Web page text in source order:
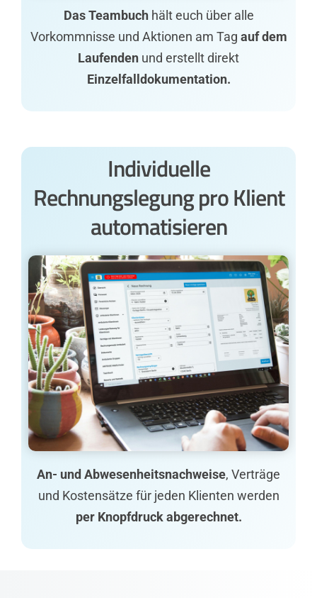
Das Teambuch hält euch über alle
Vorkommnisse und Aktionen am Tag auf dem
Laufenden und erstellt direkt
Einzelfalldokumentation.
Individuelle
Rechnungslegung pro Klient
automatisieren
An- und Abwesenheitsnachweise, Verträge
und Kostensätze für jeden Klienten werden
per Knopfdruck abgerechnet.